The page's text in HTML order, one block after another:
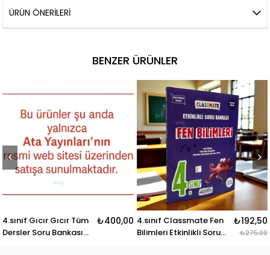
ÜRÜN ÖNERILERI
BENZER ÜRÜNLER
Tüm
₺400,00 4.sınıf Classmate Fen
Bilimleri Etkinlikli Soru
₺192,50
₺275,00
4. Sınıf Master
Matematik Soru